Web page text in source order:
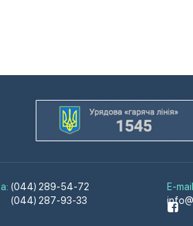
(044) 289-54-72
(044) 287-93-33
E-